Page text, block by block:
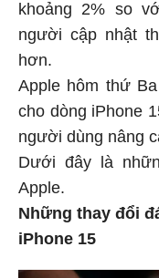
khoảng 2% so
người cập nhật
hơn.
Apple hôm thứ
cho dòng iPhone
người dùng nâng
Dưới đây là
Apple.
Những thay đổi
iPhone 15